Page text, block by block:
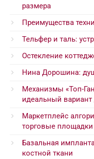
размера
Преимущества
Тельфер и таль:
Остекление
Нина Дорошина:
Механизмы «Топ-
идеальный
Маркетплейс
торговые площадки
Базальная
костной ткани